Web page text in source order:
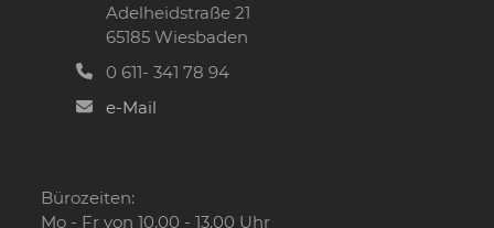
Adelheidstraße 21
65185 Wiesbaden
0 611- 341 78 94
e-Mail
Bürozeiten:
Mo - Fr von 10.00 - 13.00 Uhr